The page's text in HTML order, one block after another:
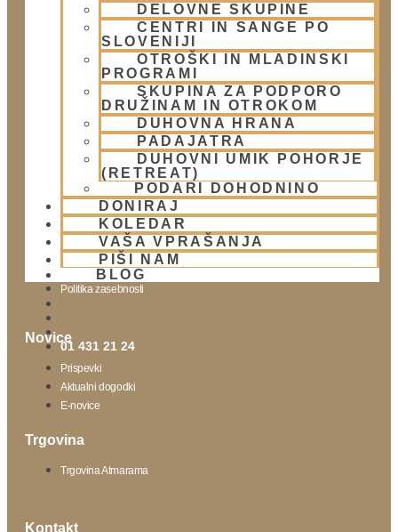
DELOVNE SKUPINE
CENTRI IN SANGE PO
SLOVENIJI
OTROŠKI IN MLADINSKI
PROGRAMI
SKUPINA ZA PODPORO
DRUŽINAM IN OTROKOM
DUHOVNA HRANA
PADAJATRA
DUHOVNI UMIK POHORJE
(RETREAT)
PODARI DOHODNINO
DONIRAJ
KOLEDAR
VAŠA VPRAŠANJA
PIŠI NAM
BLOG
01 431 21 24
Klikni gumb spodaj.
Doniraj
Obišči nas
Lokacija
Urnik templja
Nedeljsko srečanje
Parkiranje
Politika zasebnosti
Novice
Prispevki
Aktualni dogodki
E-novice
Trgovina
Trgovina Atmarama
Kontakt